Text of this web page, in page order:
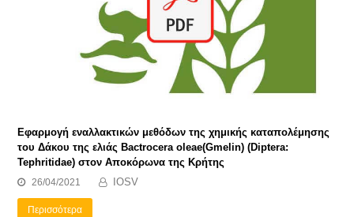
Εφαρμογή εναλλακτικών μεθόδων της χημικής καταπολέμησης
του Δάκου της ελιάς Bactrocera oleae(Gmelin) (Diptera:
Tephritidae) στον Αποκόρωνα της Κρήτης
26/04/2021 IOSV
Περισσότερα